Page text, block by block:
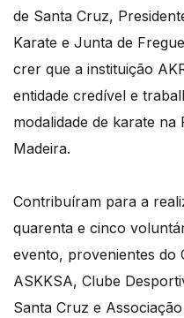
de Santa Cruz,
Karate e Junta de
crer que a instituição
entidade credível e
modalidade de karate na
Madeira.
Contribuíram para a
quarenta e cinco
evento, provenientes do
ASKKSA, Clube
Santa Cruz e